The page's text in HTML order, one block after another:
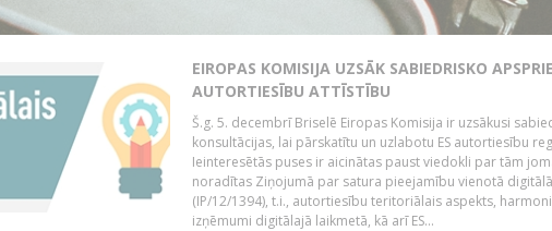
EIROPAS KOMISIJA UZSĀK SABIEDRISKO
AUTORTIESĪBU ATTĪSTĪBU
Š.g. 5. decembrī Briselē Eiropas Komisija ir uzsākusi
konsultācijas, lai pārskatītu un uzlabotu ES autortiesību
Ieinteresētās puses ir aicinātas paust viedokli par tām
noradītas Ziņojumā par satura pieejamību vienotā
(IP/12/1394), t.i., autortiesību teritoriālais aspekts,
izņēmumi digitālajā laikmetā, kā arī ES...